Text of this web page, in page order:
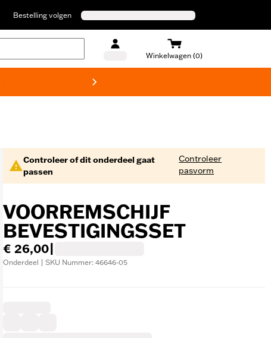
Bestelling volgen
Winkelwagen (0)
Controleer of dit onderdeel gaat
passen
Controleer
pasvorm
VOORREMSCHIJF
BEVESTIGINGSSET
€ 26,00
Onderdeel | SKU Nummer: 46646-05